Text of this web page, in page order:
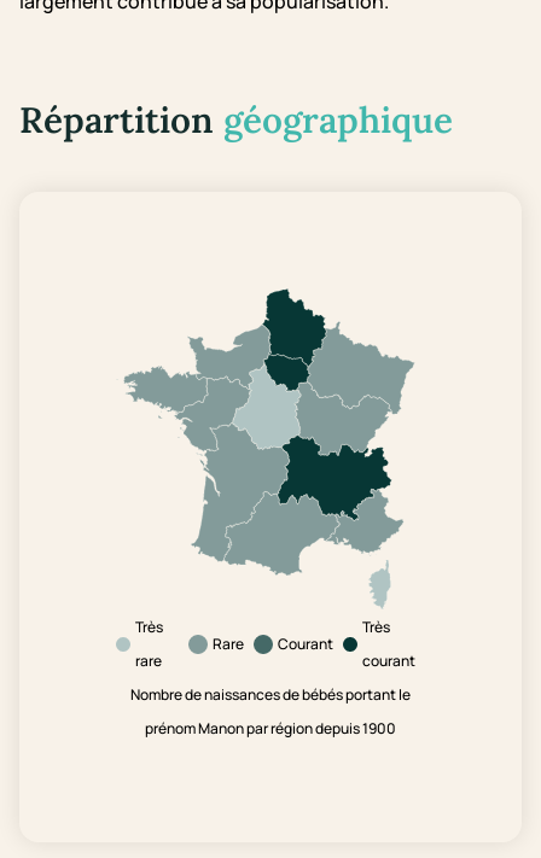
Répartition géographique
Très
rare
Rare Courant
Très
courant
Nombre de naissances de bébés portant le
prénom Manon par région depuis 1900